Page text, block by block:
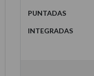
Puntadas
integradas